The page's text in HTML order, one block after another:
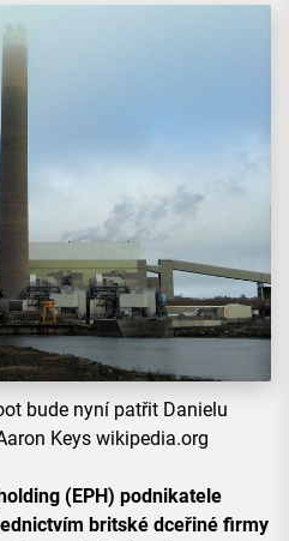
bude nyní patřit Danielu
Keys wikipedia.org
(EPH) podnikatele
britské dceřiné firmy